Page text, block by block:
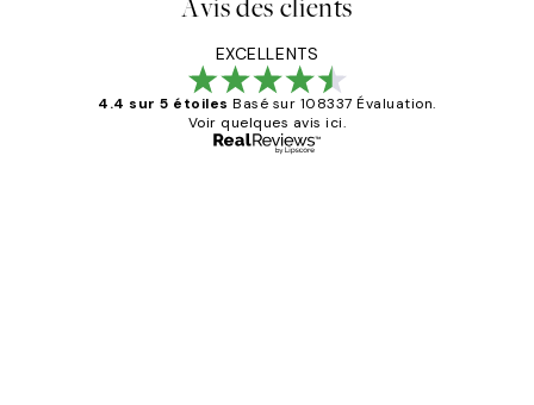
Avis des clients
EXCELLENTS
4.4 sur 5 étoiles Basé sur 108337 Évaluation.
Voir quelques avis ici.